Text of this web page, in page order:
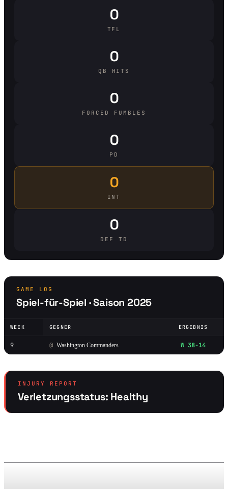
0
TFL
0
QB HITS
0
FORCED FUMBLES
0
PD
0
INT
0
DEF TD
GAME LOG
Spiel-für-Spiel · Saison 2025
WEEK GEGNER ERGEBNIS
9 @ Washington Commanders W 38-14
INJURY REPORT
Verletzungsstatus: Healthy